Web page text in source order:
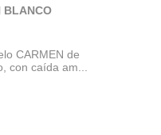
BLANCO
CARMEN de
con caída am...